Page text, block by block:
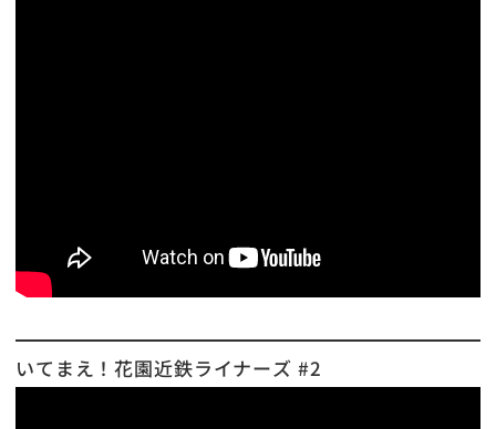
いてまえ！花園近鉄ライナーズ #2